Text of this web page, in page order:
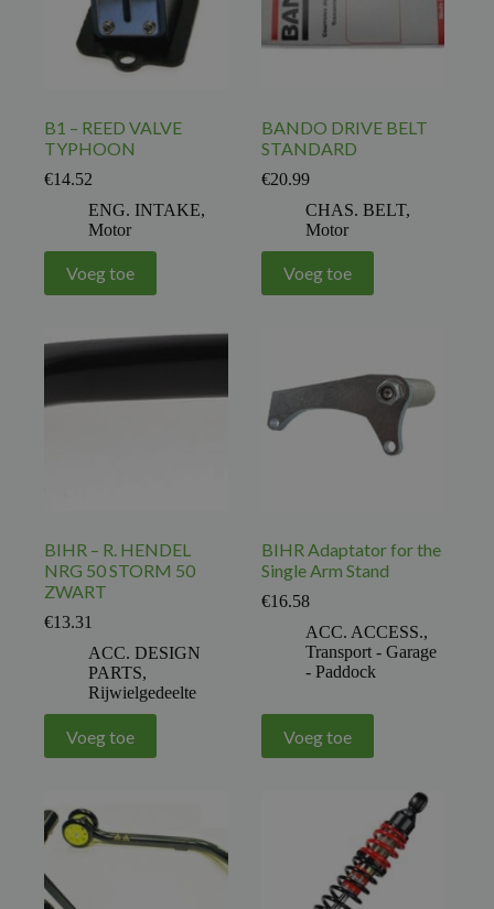
B1 – REED VALVE
TYPHOON
€14.52
ENG. INTAKE,
Motor
Voeg toe
BANDO DRIVE BELT
STANDARD
€20.99
CHAS. BELT,
Motor
Voeg toe
BIHR – R. HENDEL
NRG 50 STORM 50
ZWART
€13.31
ACC. DESIGN
PARTS,
Rijwielgedeelte
Voeg toe
BIHR Adaptator for the
Single Arm Stand
€16.58
ACC. ACCESS.,
Transport - Garage
- Paddock
Voeg toe